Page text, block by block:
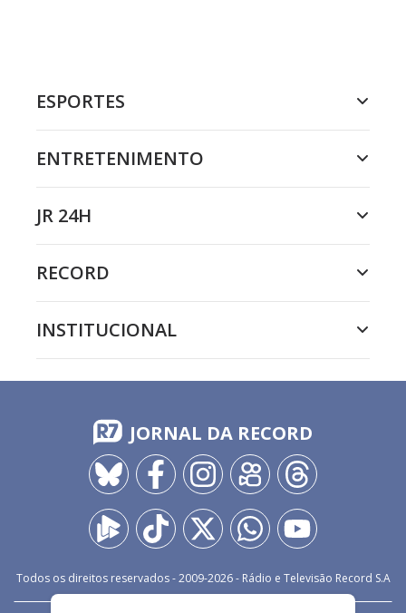
ESPORTES
ENTRETENIMENTO
JR 24H
RECORD
INSTITUCIONAL
JORNAL DA RECORD
Todos os direitos reservados - 2009-2026- Rádio e Televisão Record S.A